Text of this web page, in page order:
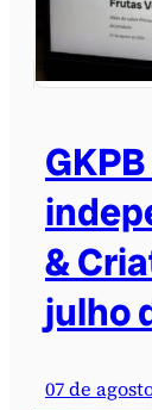
&
julho
07 de